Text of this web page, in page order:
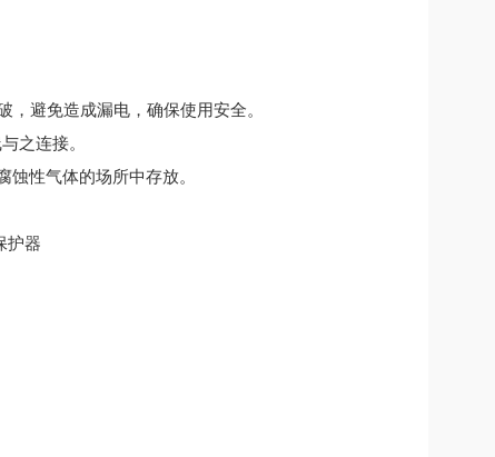
避免造成漏电，确保使用安全。
之连接。
性气体的场所中存放。